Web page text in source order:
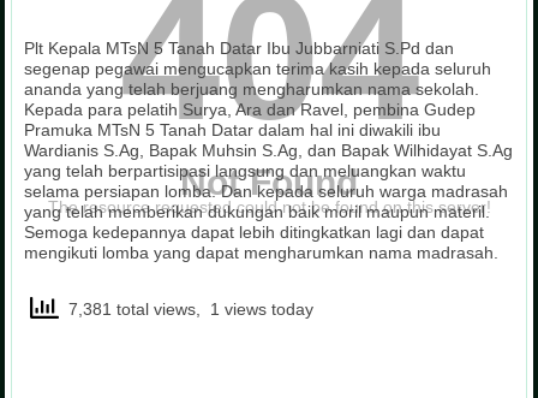
Plt Kepala MTsN 5 Tanah Datar Ibu Jubbarniati S.Pd dan
segenap pegawai mengucapkan terima kasih kepada seluruh
ananda yang telah berjuang mengharumkan nama sekolah.
Kepada para pelatih Surya, Ara dan Ravel, pembina Gudep
Pramuka MTsN 5 Tanah Datar dalam hal ini diwakili ibu
Wardianis S.Ag, Bapak Muhsin S.Ag, dan Bapak Wilhidayat S.Ag
yang telah berpartisipasi langsung dan meluangkan waktu
selama persiapan lomba. Dan kepada seluruh warga madrasah
yang telah memberikan dukungan baik moril maupun materil.
Semoga kedepannya dapat lebih ditingkatkan lagi dan dapat
mengikuti lomba yang dapat mengharumkan nama madrasah.
7,381 total views, 1 views today
404
Not Found
The resource requested could not be found on this server!